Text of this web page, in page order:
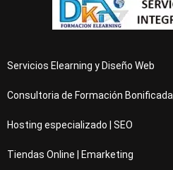
Servicios Elearning y Diseño Web
Consultoria de Formación Bonificada
Hosting especializado | SEO
Tiendas Online | Emarketing